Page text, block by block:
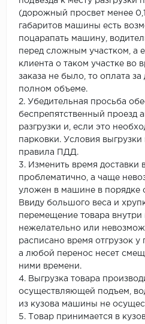
(дорожный просвет менее
габаритов машины есть
поцарапать машину,
перед сложным участком, а
клиента о таком участке во
заказа не было, то оплата за
полном объеме.
2. Убедительная просьба
беспрепятственный проезд
разгрузки и, если это
парковки. Условия
правила ПДД.
3. Изменить время доставки
проблематично, а чаще
уложен в машине в порядке
Ввиду большого веса и
перемещение товара
нежелательно или
расписано время отгрузок
а любой перенос несет
ними времени.
4. Выгрузка товара
осуществляющей подъем,
из кузова машины не
5. Товар принимается в